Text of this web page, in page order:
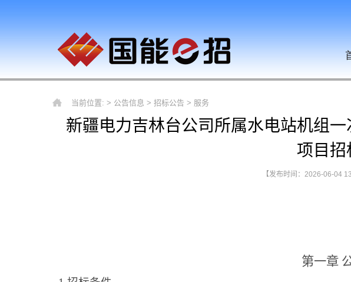
当前位置: > 公告信息 > 招标公告 > 服务
新疆电力吉林台公司所属水电站机组
项目招
【发布时间：2026-06-04
第一章